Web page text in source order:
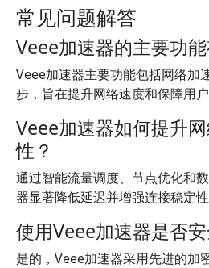
常见问题解答
Veee加速器的主要功
Veee加速器主要功能包括网络加
步，旨在提升网络速度和保障用户
Veee加速器如何提升
性？
通过智能流量调度、节点优化和
器显著降低延迟并增强连接稳定性
使用Veee加速器是否安
是的，Veee加速器采用先进的加